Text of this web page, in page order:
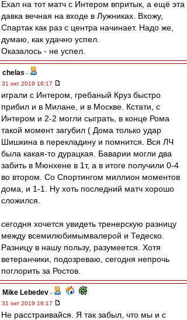
Ехал на тот матч с Интером впритык, а ещё эта
давка вечная на входе в Лужниках. Вхожу,
Спартак как раз с центра начинает. Надо же,
думаю, как удачно успел.
Оказалось - не успел.
chelas -
31 окт 2019 16:17
играли с Интером, гребаный Круз быстро
прибил и в Милане, и в Москве. Кстати, с
Интером и 2-2 могли сыграть, в конце Рома
такой момент загубил ( Дома только удар
Шишкина в перекладину и помнится. Вся ЛЧ
была какая-то дурацкая. Баварии могли два
забить в Мюнхене в 1т, а в итоге получили 0-4
во втором. Со Спортингом миллион моментов
дома, и 1-1. Ну хоть последний матч хорошо
сложился.
сегодня хочется увидеть тренерскую разницу
между всемилюбимымвалерой и Тедеско.
Разницу в нашу пользу, разумеется. Хотя
ветеранчики, подозреваю, сегодня непрочь
поглорить за Ростов.
Mike Lebedev -
31 окт 2019 16:17
Не расстраивайся. Я так забыл, что мы и с